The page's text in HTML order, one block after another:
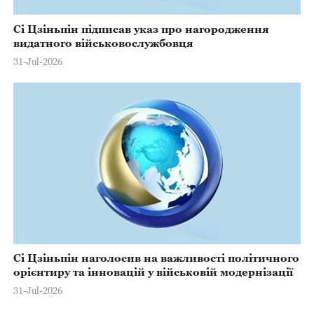
Сі Цзіньпін підписав указ про нагородження
видатного військовослужбовця
31-Jul-2026
Сі Цзіньпін наголосив на важливості політичного
орієнтиру та інновацій у військовій модернізації
31-Jul-2026